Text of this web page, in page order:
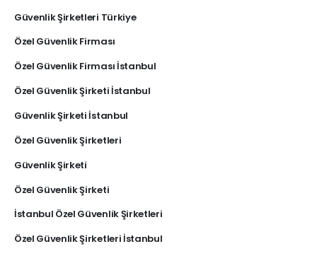
Güvenlik Şirketleri Türkiye
Özel Güvenlik Firması
Özel Güvenlik Firması İstanbul
Özel Güvenlik Şirketi İstanbul
Güvenlik Şirketi İstanbul
Özel Güvenlik Şirketleri
Güvenlik Şirketi
Özel Güvenlik Şirketi
İstanbul Özel Güvenlik Şirketleri
Özel Güvenlik Şirketleri İstanbul